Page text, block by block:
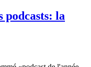
podcasts: la